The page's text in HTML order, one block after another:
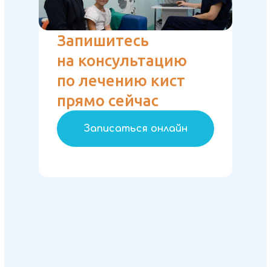
Запишитесь
на консультацию
по лечению кист
прямо сейчас
Записаться онлайн